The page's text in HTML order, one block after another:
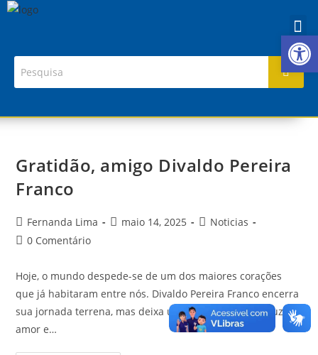
Gratidão, amigo Divaldo Pereira
Franco
Fernanda Lima maio 14, 2025
Noticias
0 Comentário
Hoje, o mundo despede-se de um dos maiores corações
que já habitaram entre nós. Divaldo Pereira Franco encerra
sua jornada terrena, mas deixa um legado eterno de luz,
amor e…